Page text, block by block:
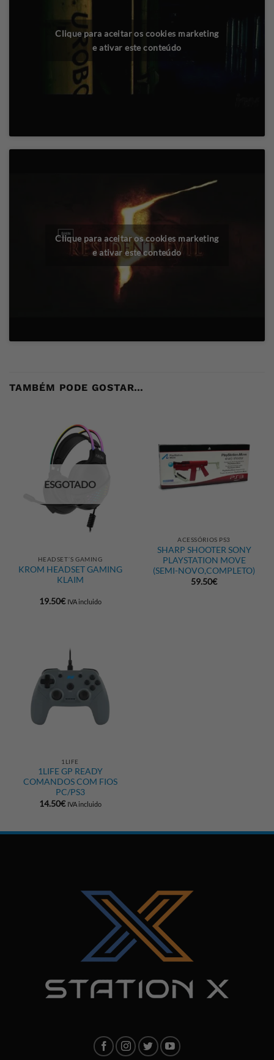
Clique para aceitar os cookies marketing
e ativar este conteúdo
Clique para aceitar os cookies marketing
e ativar este conteúdo
TAMBÉM PODE GOSTAR…
ESGOTADO
HEADSET´S GAMING
KROM HEADSET GAMING
KLAIM
19.50€ IVA incluido
ACESSÓRIOS PS3
SHARP SHOOTER SONY
PLAYSTATION MOVE
(SEMI-NOVO,COMPLETO)
59.50€
1LIFE
1LIFE GP READY
COMANDOS COM FIOS
PC/PS3
14.50€ IVA incluido